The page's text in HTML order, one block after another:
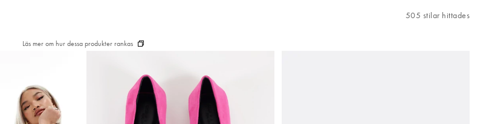
505 stilar hittades
Läs mer om hur dessa produkter rankas